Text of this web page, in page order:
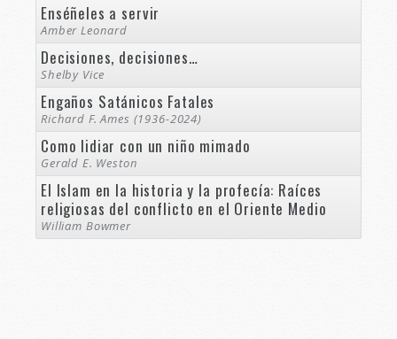
Enséñeles a servir
Amber Leonard
Decisiones, decisiones…
Shelby Vice
Engaños Satánicos Fatales
Richard F. Ames (1936-2024)
Como lidiar con un niño mimado
Gerald E. Weston
El Islam en la historia y la profecía: Raíces
religiosas del conflicto en el Oriente Medio
William Bowmer